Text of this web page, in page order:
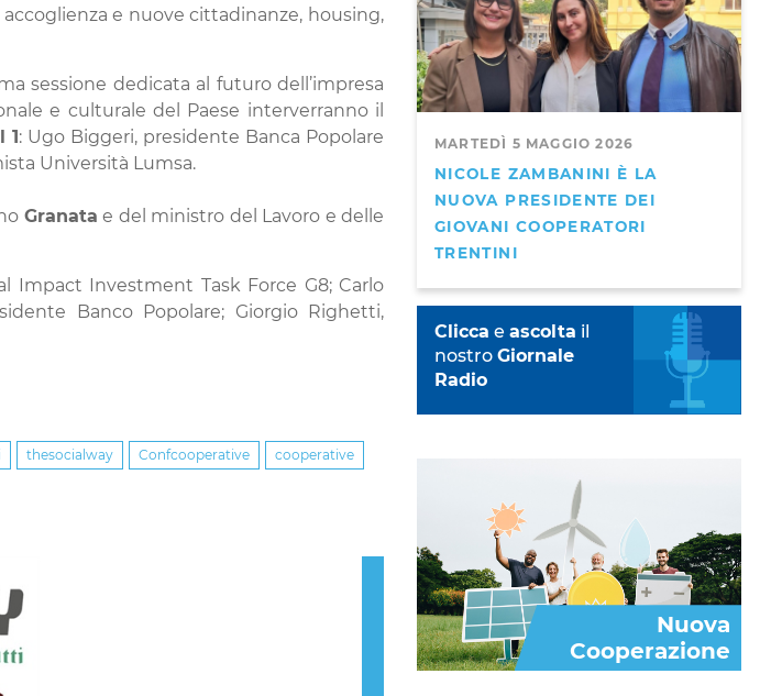
e nuove cittadinanze, housing,
sessione dedicata al futuro dell’impresa
e culturale del Paese interverranno il
1: Ugo Biggeri, presidente Banca Popolare
Università Lumsa.
Granata e del ministro del Lavoro e delle
Impact Investment Task Force G8; Carlo
Banco Popolare; Giorgio Righetti,
thesocialway Confcooperative cooperative
MARTEDÌ 5 MAGGIO 2026
NICOLE ZAMBANINI È LA
NUOVA PRESIDENTE DEI
GIOVANI COOPERATORI
TRENTINI
Clicca e ascolta il
nostro Giornale
Radio
Nuova
Cooperazione